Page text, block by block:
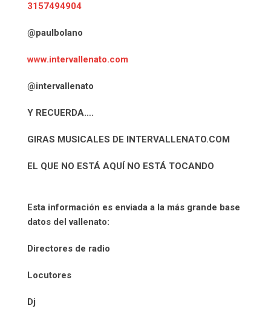
3157494904
@paulbolano
www.intervallenato.com
@intervallenato
Y RECUERDA….
GIRAS MUSICALES DE INTERVALLENATO.COM
EL QUE NO ESTÁ AQUÍ NO ESTÁ TOCANDO
Esta información es enviada a la más grande base
datos del vallenato:
Directores de radio
Locutores
Dj